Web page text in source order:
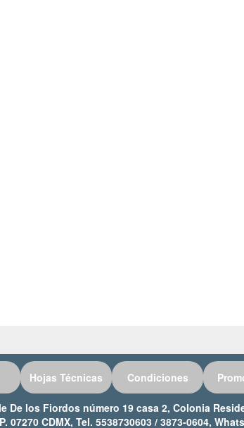
Hojas Técnicas Condiciones
De los Fiordos número 19 casa 2, Colonia
07270 CDMX, Tel. 5538730603 / 3873-0604,